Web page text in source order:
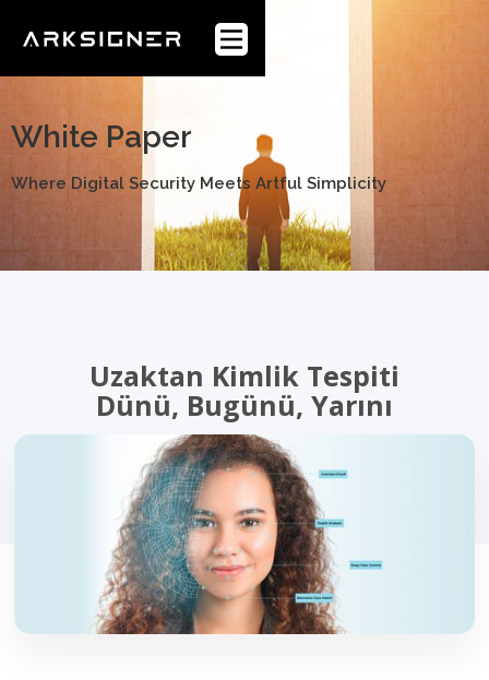
Anasayfa
ücretsiz
White Paper
Where Digital Security Meets Artful Simplicity
Uzaktan Kimlik Tespiti
Dünü, Bugünü, Yarını